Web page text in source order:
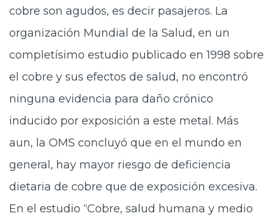
cobre son agudos, es decir pasajeros. La
organización Mundial de la Salud, en un
completísimo estudio publicado en 1998 sobre
el cobre y sus efectos de salud, no encontró
ninguna evidencia para daño crónico
inducido por exposición a este metal. Más
aun, la OMS concluyó que en el mundo en
general, hay mayor riesgo de deficiencia
dietaria de cobre que de exposición excesiva.
En el estudio “Cobre, salud humana y medio